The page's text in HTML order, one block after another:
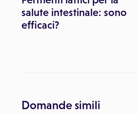
salute intestinale: sono
efficaci?
Domande simili